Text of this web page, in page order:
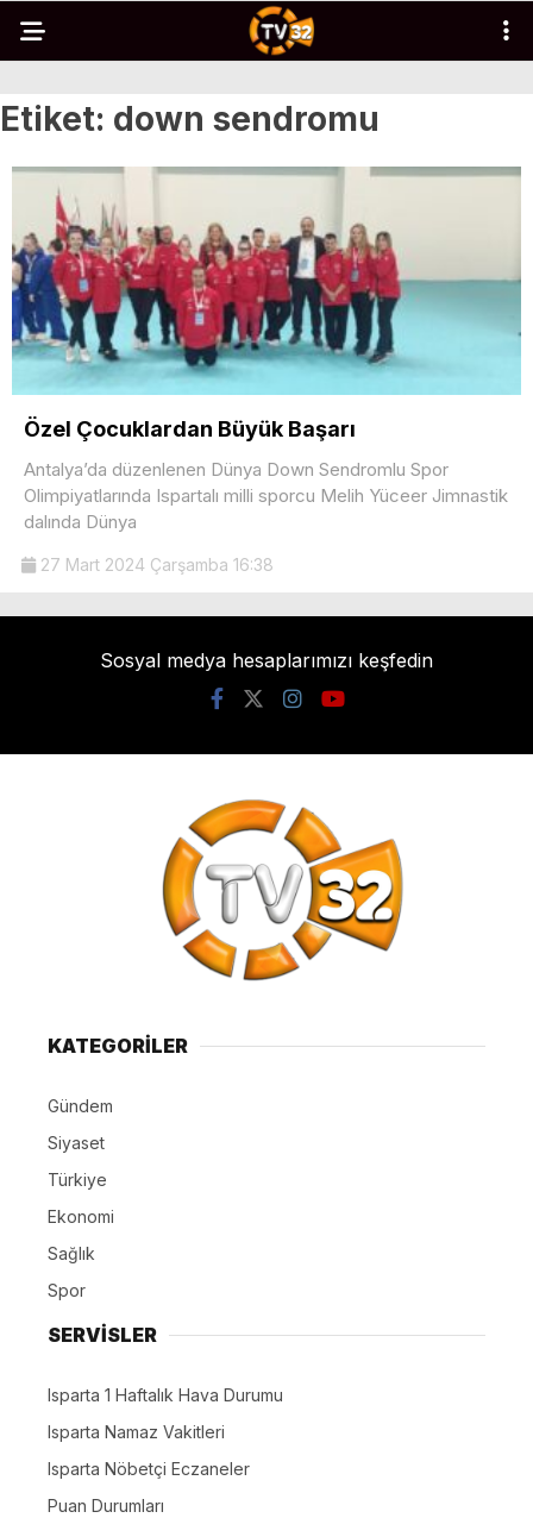
Etiket: down sendromu
Özel Çocuklardan Büyük Başarı
Antalya’da düzenlenen Dünya Down Sendromlu Spor
Olimpiyatlarında Ispartalı milli sporcu Melih Yüceer Jimnastik
dalında Dünya
27 Mart 2024 Çarşamba 16:38
Sosyal medya hesaplarımızı keşfedin
KATEGORİLER
Gündem
Siyaset
Türkiye
Ekonomi
Sağlık
Spor
SERVİSLER
Isparta 1 Haftalık Hava Durumu
Isparta Namaz Vakitleri
Isparta Nöbetçi Eczaneler
Puan Durumları